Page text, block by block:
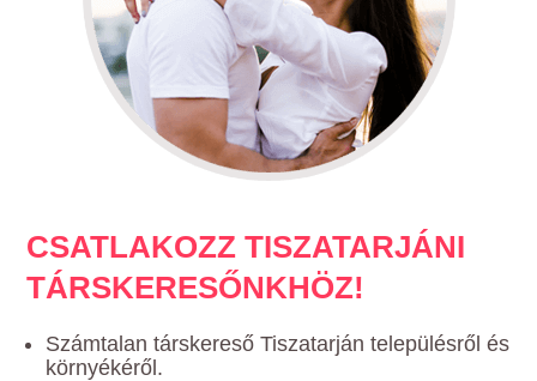
CSATLAKOZZ TISZATARJÁNI
TÁRSKERESŐNKHÖZ!
Számtalan társkereső Tiszatarján településről és
környékéről.